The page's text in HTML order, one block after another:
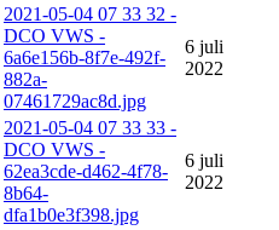
2021-05-04 07 33 32 -
DCO VWS -
6a6e156b-8f7e-492f-
882a-
07461729ac8d.jpg
6 juli
2022
2021-05-04 07 33 33 -
DCO VWS -
62ea3cde-d462-4f78-
8b64-
dfa1b0e3f398.jpg
6 juli
2022